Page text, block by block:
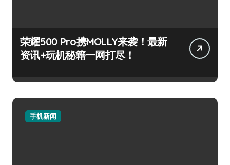
荣耀500 Pro携MOLLY来袭！最新
资讯+玩机秘籍一网打尽！
手机新闻